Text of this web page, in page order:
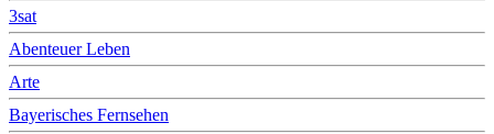
3sat
Abenteuer Leben
Arte
Bayerisches Fernsehen